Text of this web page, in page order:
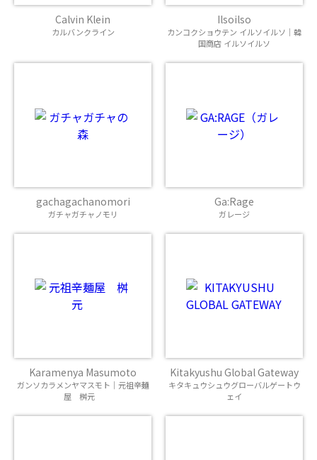
Calvin Klein
カルバンクライン
Ilsoilso
カンコクショウテン イルソイルソ｜韓
国商店 イルソイルソ
gachagachanomori
ガチャガチャノモリ
Ga:Rage
ガレージ
Karamenya Masumoto
ガンソカラメンヤマスモト｜元祖辛麺
屋 桝元
Kitakyushu Global Gateway
キタキュウシュウグローバルゲートウ
ェイ